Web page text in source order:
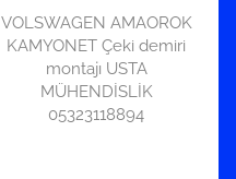
VOLSWAGEN AMAOROK
KAMYONET Çeki demiri
montajı USTA
MÜHENDİSLİK
05323118894